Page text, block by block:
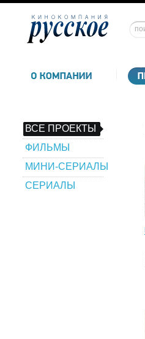
ВСЕ ПРОЕКТЫ
ФИЛЬМЫ
МИНИ-СЕРИАЛЫ
СЕРИАЛЫ